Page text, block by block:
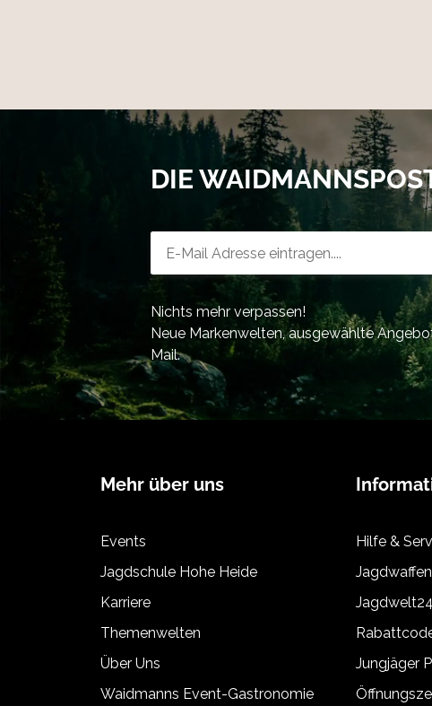
DIE
Nichts mehr verpassen!
Neue Markenwelten, ausgewählte
Mail.
Mehr über uns
Events
Jagdschule Hohe Heide
Karriere
Themenwelten
Über Uns
Waidmanns Event-Gastronomie
Hilfe &
Jungjäger